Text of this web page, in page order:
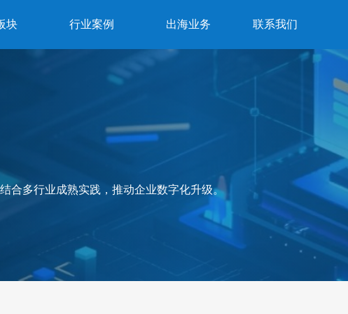
块 行业案例 出海业务 联系我们
合多行业成熟实践，推动企业数字化升级。